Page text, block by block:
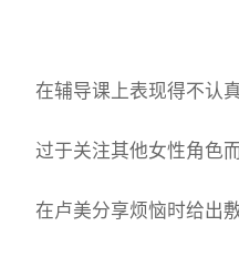
在辅导课上表现得不认
过于关注其他女性角色
在卢美分享烦恼时给出